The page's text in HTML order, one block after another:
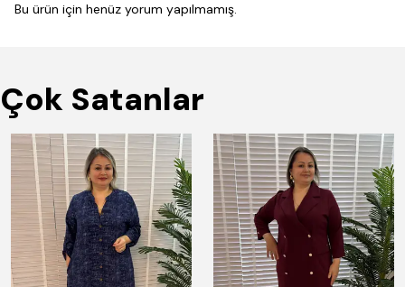
Bu ürün için henüz yorum yapılmamış.
Çok Satanlar